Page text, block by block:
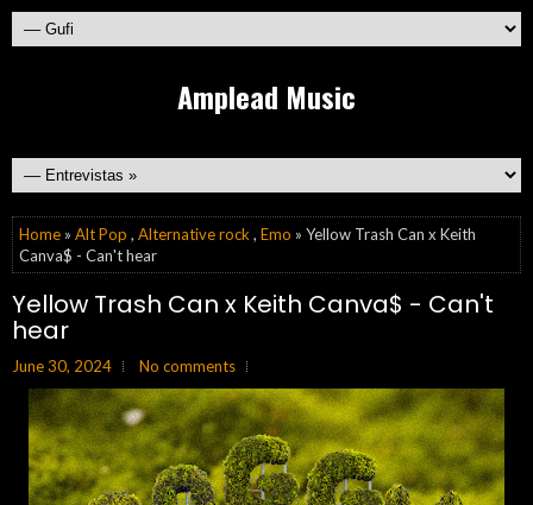
Amplead Music
Home » Alt Pop , Alternative rock , Emo » Yellow Trash Can x Keith
Canva$ - Can't hear
Yellow Trash Can x Keith Canva$ - Can't
hear
June 30, 2024 No comments